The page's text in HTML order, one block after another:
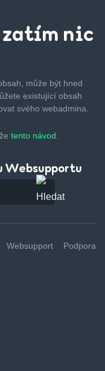
zatím nic
může být hned
existující obsah
svého webadmina.
tento návod.
Websupportu
Websupport Podpora